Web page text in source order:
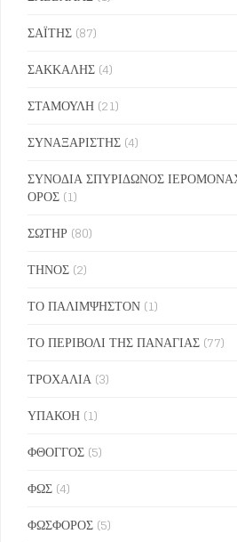
ΣΑΪΤΗΣ (87)
ΣΑΚΚΑΛΗΣ (4)
ΣΤΑΜΟΥΛΗ (21)
ΣΥΝΑΞΑΡΙΣΤΗΣ (4)
ΣΥΝΟΔΙΑ ΣΠΥΡΙΔΩΝΟΣ
ΟΡΟΣ (1)
ΣΩΤΗΡ (80)
ΤΗΝΟΣ (2)
ΤΟ ΠΑΛΙΜΨΗΣΤΟΝ (1)
ΤΟ ΠΕΡΙΒΟΛΙ ΤΗΣ ΠΑΝΑΓΙΑΣ (77)
ΤΡΟΧΑΛΙΑ (3)
ΥΠΑΚΟΗ (1)
ΦΘΟΓΓΟΣ (5)
ΦΩΣ (4)
ΦΩΣΦΟΡΟΣ (5)